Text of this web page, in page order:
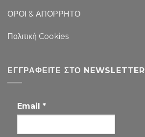
ΟΡΟΙ & ΑΠΟΡΡΗΤΟ
Πολιτική Cookies
ΕΓΓΡΑΦΕΊΤΕ ΣΤΟ NEWSLETTER
Email *